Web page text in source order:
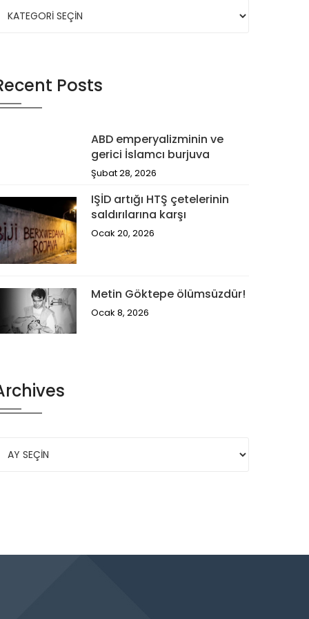
Posts
ABD emperyalizminin ve
gerici İslamcı burjuva
Şubat 28, 2026
IŞİD artığı HTŞ çetelerinin
saldırılarına karşı
Ocak 20, 2026
Metin Göktepe ölümsüzdür!
Ocak 8, 2026